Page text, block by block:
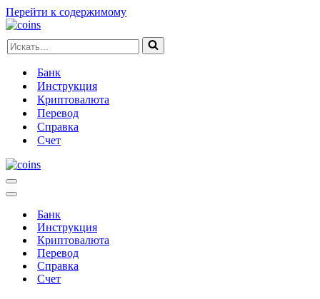
Перейти к содержимому
Искать...
Банк
Инструкция
Криптовалюта
Перевод
Справка
Счет
Меню
навигации
Меню
навигацииБанк
Инструкция
Криптовалюта
Перевод
Справка
Счет